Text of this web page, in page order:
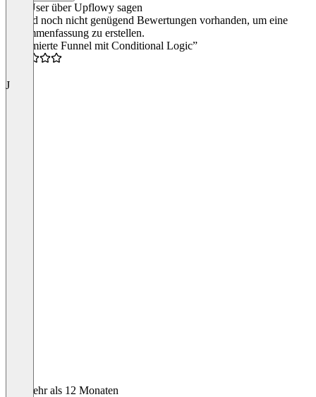
Was User über Upflowy sagen
Es sind noch nicht genügend Bewertungen vorhanden, um eine
Zusammenfassung zu erstellen.
“Optimierte Funnel mit Conditional Logic”
J
Vor mehr als 12 Monaten